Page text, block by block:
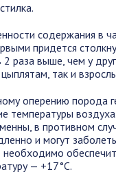
содержания в
придется
раза выше, чем у
цыплятам, так и
оперению порода
температуры
в противном
и могут
необходимо
— +17°С.